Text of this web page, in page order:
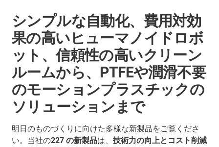
シンプルな自動化、費用対効
果の高いヒューマノイドロボ
ット、信頼性の高いクリーン
ルームから、PTFEや潤滑不要
のモーションプラスチックの
ソリューションまで
明日のものづくりに向けた多様な新製品をご覧くださ
い。当社の227 の新製品は、 技術力の向上とコスト削減